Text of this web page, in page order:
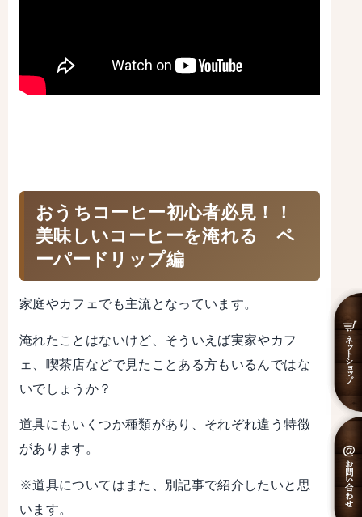
おうちコーヒー初心者必見！！
美味しいコーヒーを淹れる ペ
ーパードリップ編
家庭やカフェでも主流となっています。
淹れたことはないけど、そういえば実家やカフ
ェ、喫茶店などで見たことある方もいるんではな
いでしょうか？
道具にもいくつか種類があり、それぞれ違う特徴
があります。
※道具についてはまた、別記事で紹介したいと思
います。